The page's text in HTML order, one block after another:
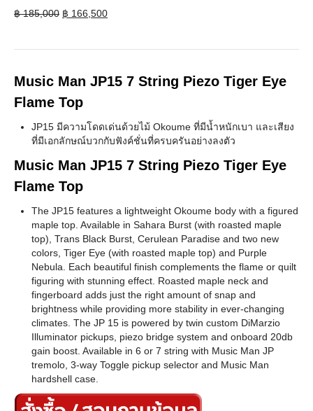
฿185,000 Original
฿ 166,500Current
Music Man JP15 7 String Piezo Tiger Eye
Flame Top
JP15 มีความโดดเด่นด้วยไม้ Okoume ที่มีน้ำหนักเบา และเสียง
ที่มีเอกลักษณ์บวกกับฟังค์ชั่นที่ครบครันอย่างลงตัว
Music Man JP15 7 String Piezo Tiger Eye
Flame Top
The JP15 features a lightweight Okoume body with a figured
maple top. Available in Sahara Burst (with roasted maple
top), Trans Black Burst, Cerulean Paradise and two new
colors, Tiger Eye (with roasted maple top) and Purple
Nebula. Each beautiful finish complements the flame or quilt
figuring with stunning effect. Roasted maple neck and
fingerboard adds just the right amount of snap and
brightness while providing more stability in ever-changing
climates. The JP 15 is powered by twin custom DiMarzio
Illuminator pickups, piezo bridge system and onboard 20db
gain boost. Available in 6 or 7 string with Music Man JP
tremolo, 3-way Toggle pickup selector and Music Man
hardshell case.